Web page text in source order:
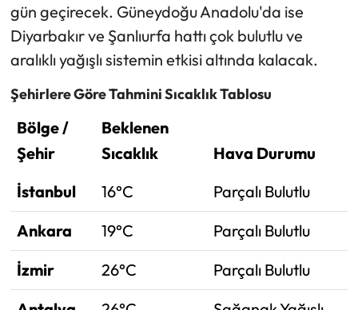
gün geçirecek. Güneydoğu Anadolu'da ise
Diyarbakır ve Şanlıurfa hattı çok bulutlu ve
aralıklı yağışlı sistemin etkisi altında kalacak.
Şehirlere Göre Tahmini Sıcaklık Tablosu
Bölge /
Şehir
Beklenen
Sıcaklık
Hava Durumu
İstanbul
16°C
Parçalı Bulutlu
Ankara
19°C
Parçalı Bulutlu
İzmir
26°C
Parçalı Bulutlu